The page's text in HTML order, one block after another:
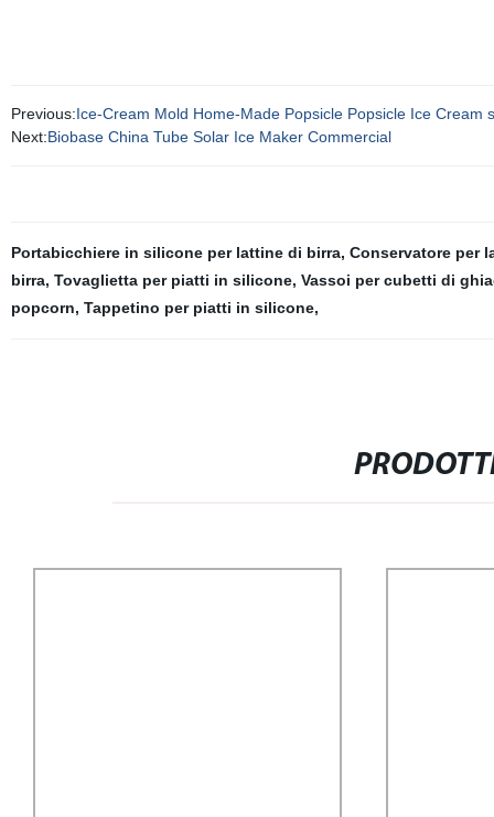
Previous:Ice-Cream Mold Home-Made Popsicle Popsicle Ice
Next:Biobase China Tube Solar Ice Maker Commercial
Portabicchiere in silicone per lattine di birra, Conservatore per
birra, Tovaglietta per piatti in silicone, Vassoi per cubetti di
popcorn, Tappetino per piatti in silicone,